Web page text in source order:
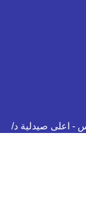
- اعلى صيدلية د/